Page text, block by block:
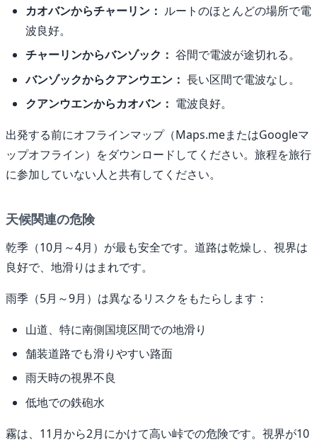
カオバンからチャーリン： ルートのほとんどの場所で電
波良好。
チャーリンからバンゾック： 谷間で電波が途切れる。
バンゾックからクアンウエン： 長い区間で電波なし。
クアンウエンからカオバン： 電波良好。
出発する前にオフラインマップ（Maps.meまたはGoogleマ
ップオフライン）をダウンロードしてください。旅程を旅行
に参加していない人と共有してください。
天候関連の危険
乾季（10月～4月）が最も安全です。道路は乾燥し、視界は
良好で、地滑りはまれです。
雨季（5月～9月）は異なるリスクをもたらします：
山道、特に南側国境区間での地滑り
舗装道路でも滑りやすい路面
雨天時の視界不良
低地での鉄砲水
霧は、11月から2月にかけて高い峠での危険です。視界が10